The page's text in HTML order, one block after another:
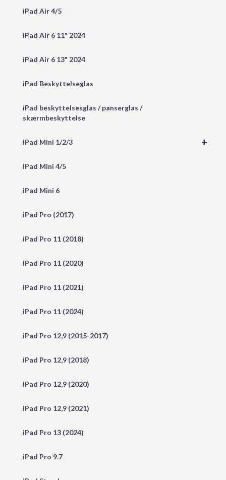
iPad Air 4/5
iPad Air 6 11" 2024
iPad Air 6 13" 2024
iPad Beskyttelseglas
iPad beskyttelsesglas / panserglas /
skærmbeskyttelse
+
iPad Mini 1/2/3
iPad Mini 4/5
iPad Mini 6
iPad Pro (2017)
iPad Pro 11 (2018)
iPad Pro 11 (2020)
iPad Pro 11 (2021)
iPad Pro 11 (2024)
iPad Pro 12,9 (2015-2017)
iPad Pro 12,9 (2018)
iPad Pro 12,9 (2020)
iPad Pro 12,9 (2021)
iPad Pro 13 (2024)
iPad Pro 9.7